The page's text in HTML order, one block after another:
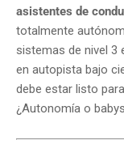
asistentes de
totalmente
sistemas de nivel 3
en autopista bajo
debe estar listo
¿Autonomía o